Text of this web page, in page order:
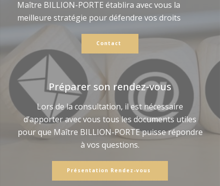
Maître BILLION-PORTE établira avec vous la
meilleure stratégie pour défendre vos droits
Contact
Préparer son rendez-vous
Lors de la consultation, il est nécessaire
d’apporter avec vous tous les documents utiles
pour que Maître BILLION-PORTE puisse répondre
à vos questions.
Présentation Rendez-vous